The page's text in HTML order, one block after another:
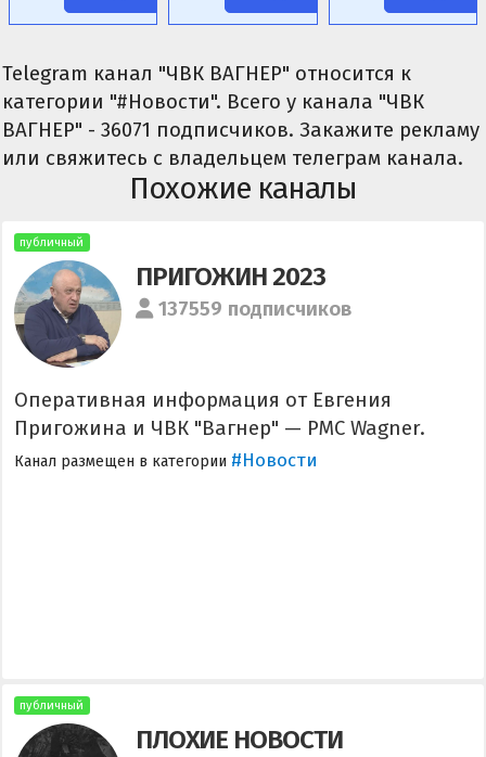
Telegram канал "ЧВК ВАГНЕР" относится к
категории "#Новости". Всего у канала "ЧВК
ВАГНЕР" - 36071 подписчиков. Закажите рекламу
или свяжитесь с владельцем телеграм канала.
Похожие каналы
публичный
ПРИГОЖИН 2023
137559 подписчиков
Оперативная информация от Евгения
Пригожина и ЧВК "Вагнер" — PMC Wagner.
Канал размещен в категории #Новости
публичный
ПЛОХИЕ НОВОСТИ